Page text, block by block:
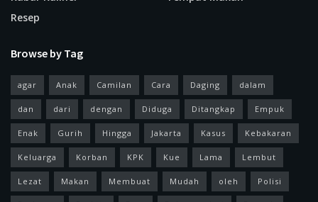
Resep
Browse by Tag
agar Anak Camilan Cara Daging dalam
dan dari dengan Diduga Ditangkap Empuk
Enak Gurih Hingga Jakarta Kasus Kebakaran
Keluarga Korban KPK Kue Lama Lembut
Lezat Makan Membuat Mudah oleh Polisi